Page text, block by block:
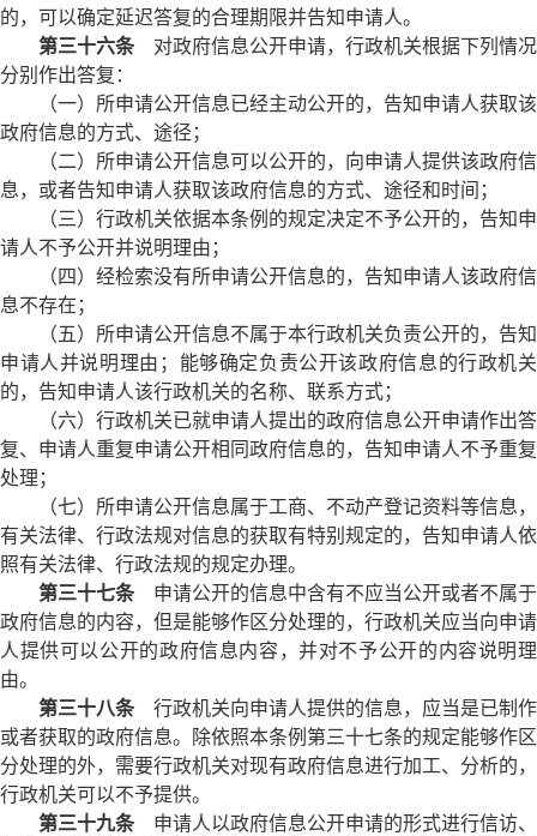
的，可以确定延迟答复的合理期限并告知申请人。
第三十六条对政府信息公开申请，行政机关根据下列情况
分别作出答复：
（一）所申请公开信息已经主动公开的，告知申请人获取该
政府信息的方式、途径；
（二）所申请公开信息可以公开的，向申请人提供该政府信
息，或者告知申请人获取该政府信息的方式、途径和时间；
（三）行政机关依据本条例的规定决定不予公开的，告知申
请人不予公开并说明理由；
（四）经检索没有所申请公开信息的，告知申请人该政府信
息不存在；
（五）所申请公开信息不属于本行政机关负责公开的，告知
申请人并说明理由；能够确定负责公开该政府信息的行政机关
的，告知申请人该行政机关的名称、联系方式；
（六）行政机关已就申请人提出的政府信息公开申请作出答
复、申请人重复申请公开相同政府信息的，告知申请人不予重复
处理；
（七）所申请公开信息属于工商、不动产登记资料等信息，
有关法律、行政法规对信息的获取有特别规定的，告知申请人依
照有关法律、行政法规的规定办理。
第三十七条申请公开的信息中含有不应当公开或者不属于
政府信息的内容，但是能够作区分处理的，行政机关应当向申请
人提供可以公开的政府信息内容，并对不予公开的内容说明理
由。
第三十八条行政机关向申请人提供的信息，应当是已制作
或者获取的政府信息。除依照本条例第三十七条的规定能够作区
分处理的外，需要行政机关对现有政府信息进行加工、分析的，
行政机关可以不予提供。
第三十九条申请人以政府信息公开申请的形式进行信访、